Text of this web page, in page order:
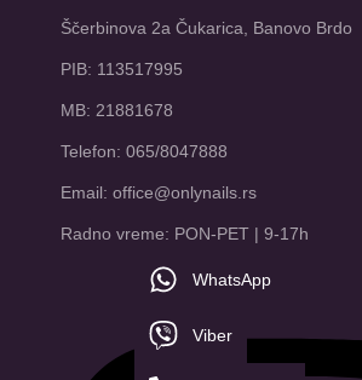
Ščerbinova 2a Čukarica, Banovo Brdo
PIB: 113517995
MB: 21881678
Telefon: 065/8047888
Email: office@onlynails.rs
Radno vreme: PON-PET | 9-17h
WhatsApp
Viber